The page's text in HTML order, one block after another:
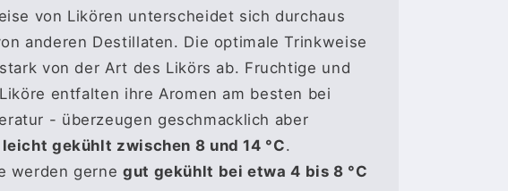
von Likören unterscheidet sich durchaus
anderen Destillaten. Die optimale Trinkweise
von der Art des Likörs ab. Fruchtige und
entfalten ihre Aromen am besten bei
- überzeugen geschmacklich aber
leicht gekühlt zwischen 8 und 14 °C.
werden gernegut gekühlt bei etwa 4 bis 8 °C